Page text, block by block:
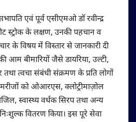
एवं पूर्व एसीएमओ डॉ रवीन्द्र
हीट स्ट्रोक के लक्षण, उनकी पहचान व
के विषय में विस्तार से जानकारी दी
आम बीमारियों जैसे डायरिया, उल्टी,
त्वचा संबंधी संक्रमण के प्रति लोगों
को ओआरएस, क्लोट्रीमाज़ोल
स्वास्थ्य वर्धक सिरप तथा अन्य
वितरण किया। इस पूरे सेवा